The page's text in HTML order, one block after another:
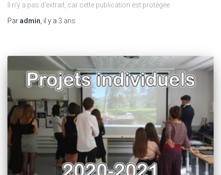
Il n’y a pas d’extrait, car cette publication est protégée.
Paradmin , il y a 3 ans